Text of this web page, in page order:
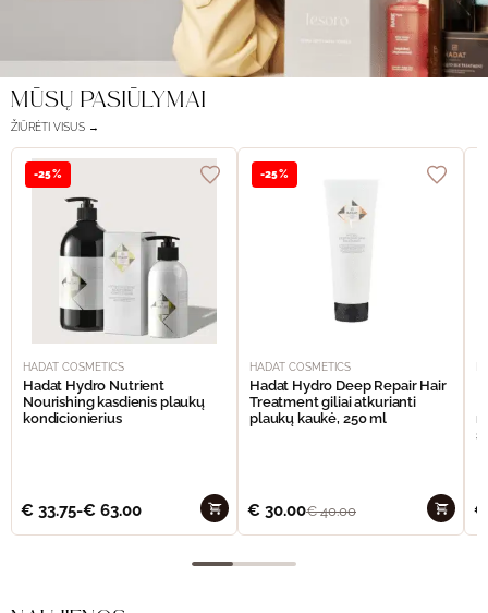
MŪSŲ PASIŪLYMAI
ŽIŪRĖTI VISUS →
-25%
HADAT COSMETICS
Hadat Hydro Nutrient
Nourishing kasdienis plaukų
kondicionierius
€ 33.75-€ 63.00
-25%
HADAT COSMETICS
Hadat Hydro Deep Repair Hair
Treatment giliai atkurianti
plaukų kaukė, 250 ml
€ 30.00€40.00 €